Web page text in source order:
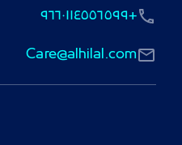
Care@alhilal.com
+٩٦٦٠١١٤٥٥٦٥٩٩